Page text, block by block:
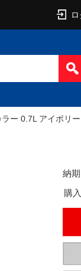
ー 0.7L アイボリー
納期
購